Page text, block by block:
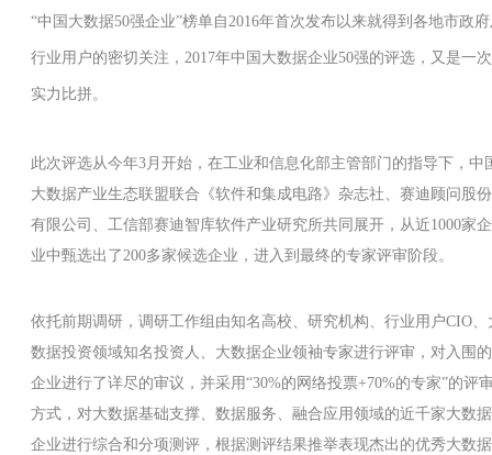
“中国大数据50强企业”榜单自2016年首次发布以来就得到各地市政
行业用户的密切关注，2017年中国大数据企业50强的评选，又是一次
实力比拼。
此次评选从今年3月开始，在工业和信息化部主管部门的指导下，中
大数据产业生态联盟联合《软件和集成电路》杂志社、赛迪顾问股份
有限公司、工信部赛迪智库软件产业研究所共同展开，从近1000家企
业中甄选出了200多家候选企业，进入到最终的专家评审阶段。
依托前期调研，调研工作组由知名高校、研究机构、行业用户CIO、
数据投资领域知名投资人、大数据企业领袖专家进行评审，对入围的
企业进行了详尽的审议，并采用“30%的网络投票+70%的专家”的评
方式，对大数据基础支撑、数据服务、融合应用领域的近千家大数据
企业进行综合和分项测评，根据测评结果推举表现杰出的优秀大数据